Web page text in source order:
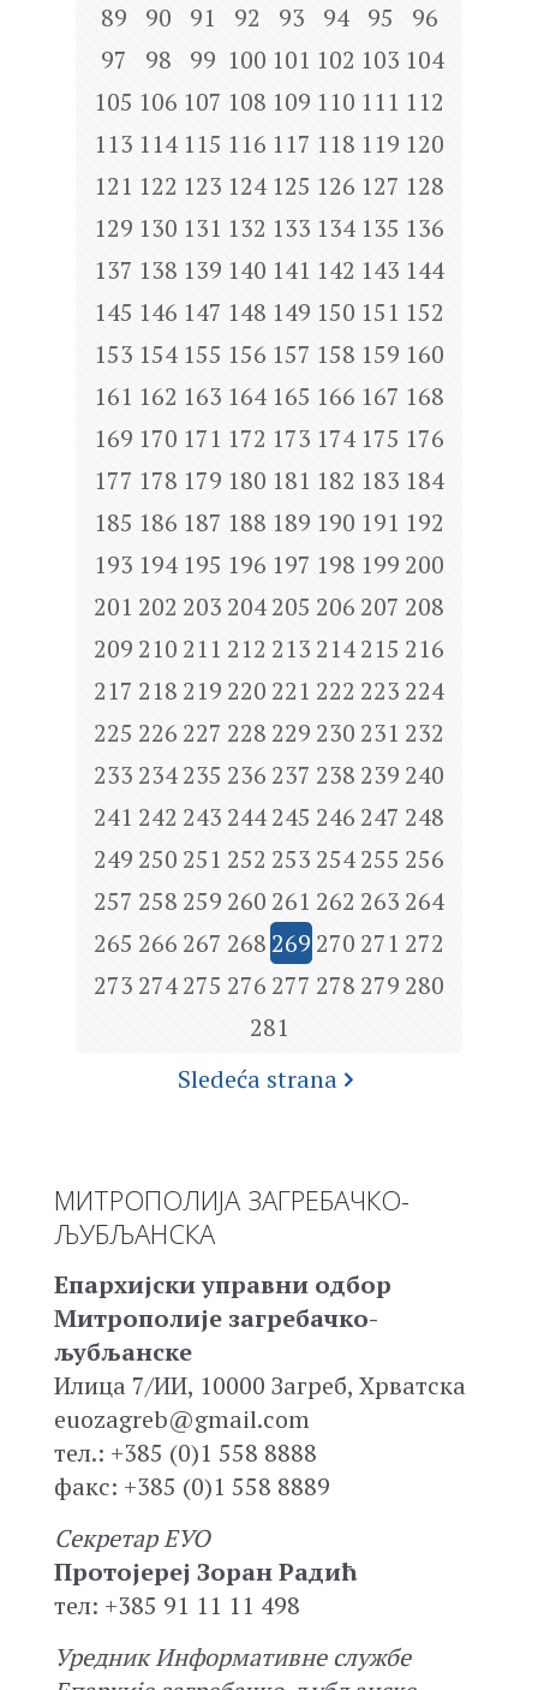
89
90 91 92 93 94 95
96
97
98 99 100 101 102 103 104
105 106 107 108 109 110 111 112
113 114 115 116 117 118 119 120
121 122 123 124 125 126 127 128
129 130 131 132 133 134 135 136
137 138 139 140 141 142 143 144
145 146 147 148 149 150 151 152
153 154 155 156 157 158 159 160
161 162 163 164 165 166 167 168
169 170 171 172 173 174 175 176
177 178 179 180 181 182 183 184
185 186 187 188 189 190 191 192
193 194 195 196 197 198 199 200
201 202 203 204205 206 207 208
209 210 211 212 213 214215 216
217 218 219 220 221 222 223 224
225 226 227 228 229 230 231 232
233 234235 236 237 238 239 240
241 242 243 244245 246 247 248
249 250 251 252 253 254255 256
257 258 259 260 261 262 263 264
265 266 267 268 269 270 271 272
273 274275 276 277 278 279 280
281
Sledeća strana
МИТРОПОЛИЈА ЗАГРЕБАЧКО-
ЉУБЉАНСКА
Епархијски управни одбор
Митрополије загребачко-
љубљанске
Илица 7/ИИ, 10000 Загреб, Хрватска
euozagreb@gmail.com
тел.: +385 (0)1 558 8888
факс: +385 (0)1 558 8889
Секретар ЕУО
Протојереј Зоран Радић
тел: +385 91 11 11 498
Уредник Информативне службе